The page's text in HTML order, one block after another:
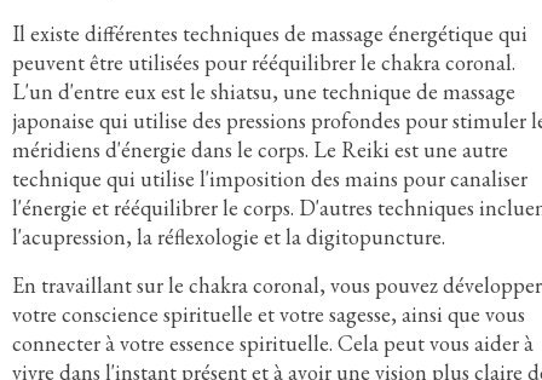
Il existe différentes techniques de massage énergétique qui
peuvent être utilisées pour rééquilibrer le chakra coronal.
L'un d'entre eux est le shiatsu, une technique de massage
japonaise qui utilise des pressions profondes pour stimuler
méridiens d'énergie dans le corps. Le Reiki est une autre
technique qui utilise l'imposition des mains pour canaliser
l'énergie et rééquilibrer le corps. D'autres techniques
l'acupression, la réflexologie et la digitopuncture.
En travaillant sur le chakra coronal, vous pouvez développer
votre conscience spirituelle et votre sagesse, ainsi que vous
connecter à votre essence spirituelle. Cela peut vous aider à
vivre dans l'instant présent et à avoir une vision plus claire